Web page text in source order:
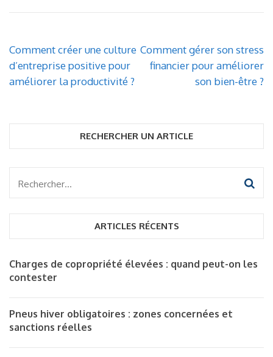
Navigation
de
l’article
Comment créer une culture
d’entreprise positive pour
améliorer la productivité ?
Comment gérer son stress
financier pour améliorer
son bien-être ?
RECHERCHER UN ARTICLE
Rechercher :
ARTICLES RÉCENTS
Charges de copropriété élevées : quand peut-on les
contester
Pneus hiver obligatoires : zones concernées et
sanctions réelles